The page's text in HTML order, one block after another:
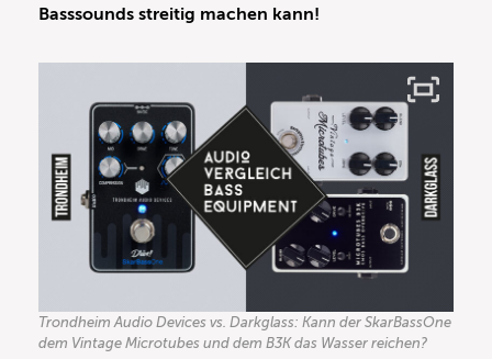
Basssounds streitig machen kann!
Trondheim Audio Devices vs. Darkglass: Kann der SkarBassOne
dem Vintage Microtubes und dem B3K das Wasser reichen?